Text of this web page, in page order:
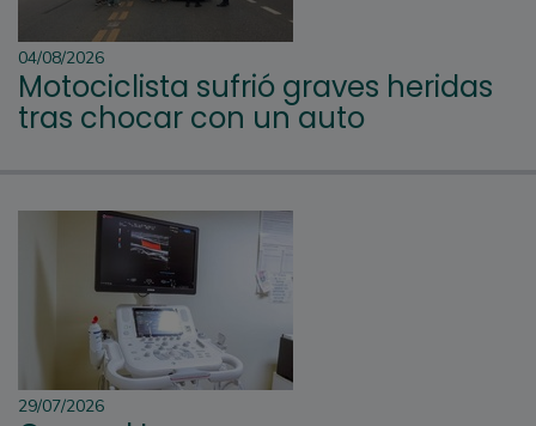
04/08/2026
Motociclista sufrió graves heridas
tras chocar con un auto
29/07/2026